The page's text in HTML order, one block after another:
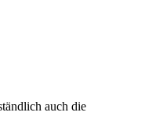
auch die